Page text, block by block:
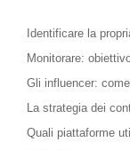
Identificare la
Monitorare:
Gli influencer:
La strategia dei
Quali piattaforme